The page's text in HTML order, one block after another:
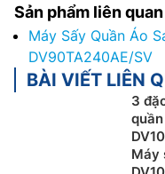
Sản phẩm liên quan
Máy Sấy Quần Áo
DV90TA240AE/SV
BÀI VIẾT LIÊN
3
Máy